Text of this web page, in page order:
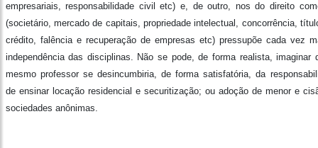
empresariais, responsabilidade civil etc) e, de outro, nos do direito
(societário, mercado de capitais, propriedade intelectual, concorrência,
crédito, falência e recuperação de empresas etc) pressupõe cada vez
independência das disciplinas. Não se pode, de forma realista, imaginar
mesmo professor se desincumbiria, de forma satisfatória, da
de ensinar locação residencial e securitização; ou adoção de menor e
sociedades anônimas.